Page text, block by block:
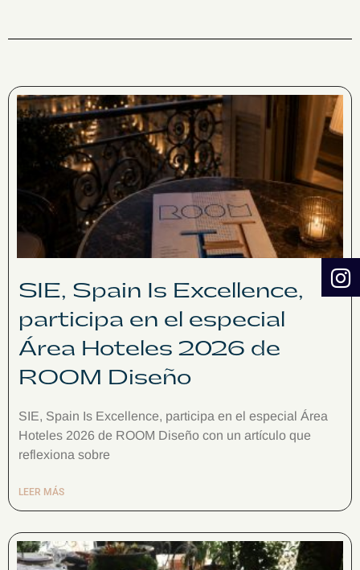
SIE, Spain Is Excellence,
participa en el especial
Área Hoteles 2026 de
ROOM Diseño
SIE, Spain Is Excellence, participa en el especial Área
Hoteles 2026 de ROOM Diseño con un artículo que
reflexiona sobre
LEER MÁS